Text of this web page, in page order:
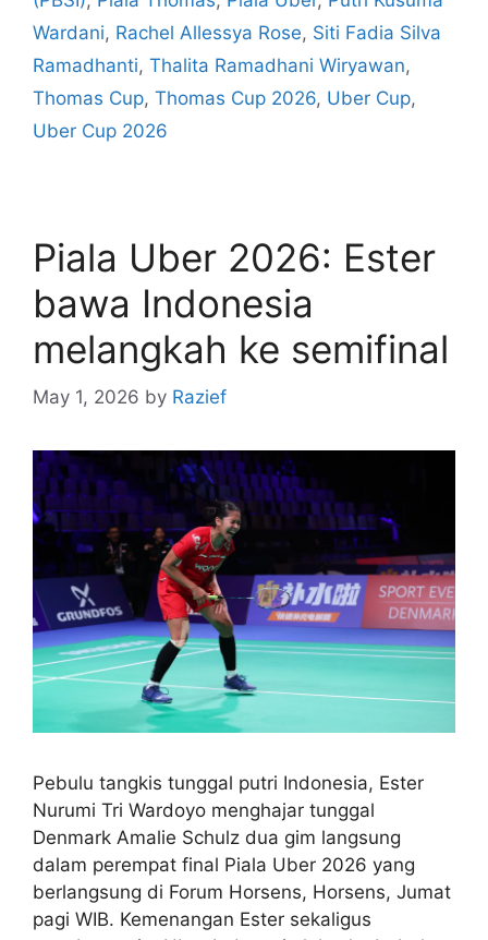
Wardani, Rachel Allessya Rose, Siti Fadia Silva
Ramadhanti, Thalita Ramadhani Wiryawan,
Thomas Cup, Thomas Cup 2026, Uber Cup,
Uber Cup 2026
Piala Uber 2026: Ester
bawa Indonesia
melangkah ke semifinal
May 1, 2026 by Razief
Pebulu tangkis tunggal putri Indonesia, Ester
Nurumi Tri Wardoyo menghajar tunggal
Denmark Amalie Schulz dua gim langsung
dalam perempat final Piala Uber 2026 yang
berlangsung di Forum Horsens, Horsens, Jumat
pagi WIB. Kemenangan Ester sekaligus